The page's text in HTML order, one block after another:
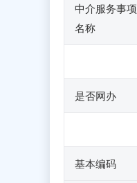
中介服务事项
名称
是否网办
基本编码